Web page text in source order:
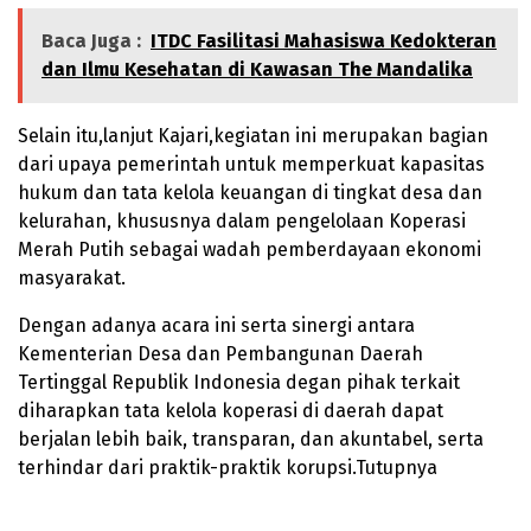
Baca Juga : ITDC Fasilitasi Mahasiswa Kedokteran
dan Ilmu Kesehatan di Kawasan The Mandalika
Selain itu,lanjut Kajari,kegiatan ini merupakan bagian
dari upaya pemerintah untuk memperkuat kapasitas
hukum dan tata kelola keuangan di tingkat desa dan
kelurahan, khususnya dalam pengelolaan Koperasi
Merah Putih sebagai wadah pemberdayaan ekonomi
masyarakat.
Dengan adanya acara ini serta sinergi antara
Kementerian Desa dan Pembangunan Daerah
Tertinggal Republik Indonesia degan pihak terkait
diharapkan tata kelola koperasi di daerah dapat
berjalan lebih baik, transparan, dan akuntabel, serta
terhindar dari praktik-praktik korupsi.Tutupnya